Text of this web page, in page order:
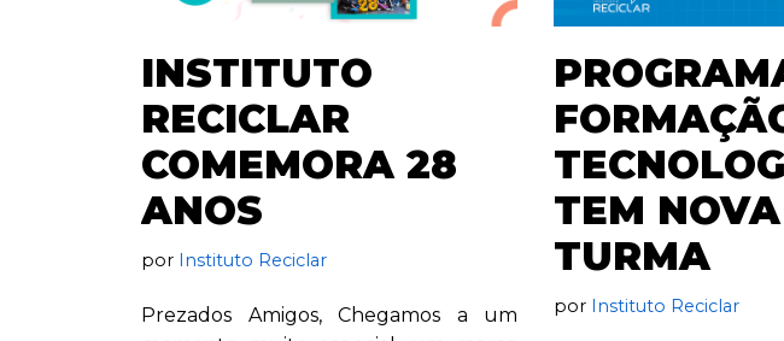
INSTITUTO
RECICLAR
COMEMORA 28
ANOS
por Instituto Reciclar
Prezados Amigos, Chegamos a um
TEM NOVA
TURMA
por Instituto Reciclar